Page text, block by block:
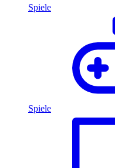
Spiele
Spiele